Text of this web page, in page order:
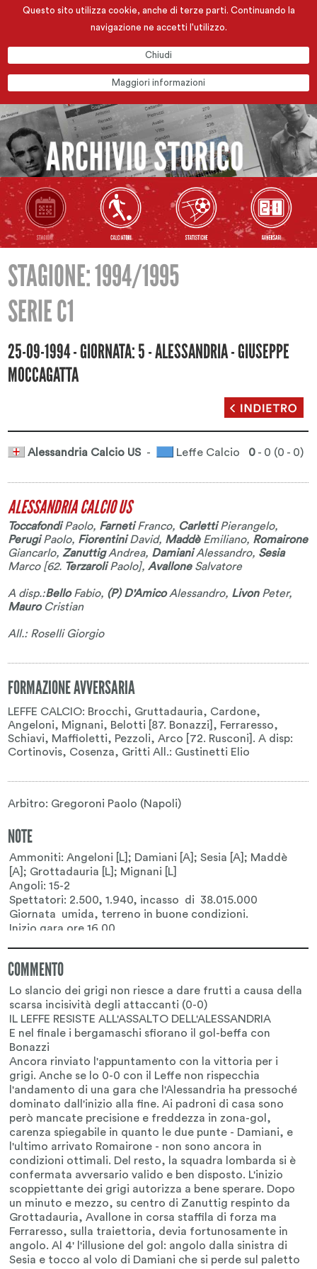
Questo sito utilizza cookie, anche di terze parti. Continuando la
navigazione ne accetti l'utilizzo.
Chiudi
Maggiori informazioni
STAGIONE: 1994/1995
SERIE C1
25-09-1994 - GIORNATA: 5 - ALESSANDRIA - GIUSEPPE
MOCCAGATTA
Alessandria Calcio US- Leffe Calcio 0 - 0 (0 - 0)
ALESSANDRIA CALCIO US
ToccafondiPaolo, FarnetiFranco, CarlettiPierangelo,
PerugiPaolo, FiorentiniDavid, MaddèEmiliano, Romairone
Giancarlo, ZanuttigAndrea, DamianiAlessandro, Sesia
Marco[62. TerzaroliPaolo],AvalloneSalvatore
A disp.:BelloFabio, (P) D'AmicoAlessandro, LivonPeter,
MauroCristian
All.: Roselli Giorgio
FORMAZIONE AVVERSARIA
LEFFE CALCIO: Brocchi, Gruttadauria, Cardone,
Angeloni, Mignani, Belotti [87. Bonazzi], Ferraresso,
Schiavi, Maffioletti, Pezzoli, Arco [72. Rusconi]. A disp:
Cortinovis, Co­senza, Gritti All.: Gustinetti Elio
Arbitro: Gregoroni Paolo (Napoli)
NOTE
COMMENTO